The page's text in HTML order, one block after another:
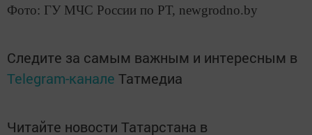
Фото: ГУ МЧС России по РТ, newgrodno.by
Следите за самым важным и интересным в
Telegram-канале Татмедиа
Читайте новости Татарстана в